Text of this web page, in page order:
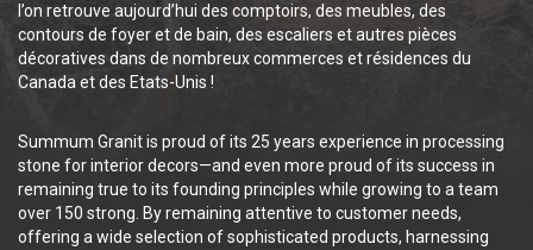
l’on retrouve aujourd’hui des comptoirs, des meubles, des
contours de foyer et de bain, des escaliers et autres pièces
décoratives dans de nombreux commerces et résidences du
Canada et des Etats-Unis !
Summum Granit is proud of its 25 years experience in processing
stone for interior decors—and even more proud of its success in
remaining true to its founding principles while growing to a team
over 150 strong. By remaining attentive to customer needs,
offering a wide selection of sophisticated products, harnessing